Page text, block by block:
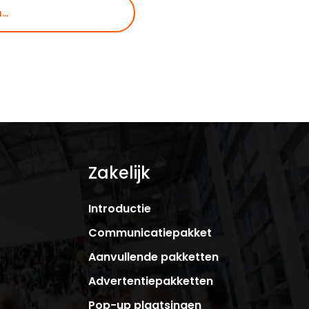
Zakelijk
Introductie
Communicatiepakket
Aanvullende pakketten
Advertentiepakketten
Pop-up plaatsingen